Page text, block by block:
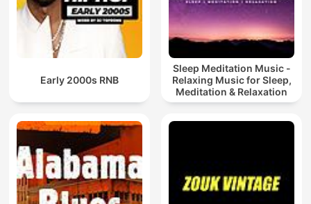
Early 2000s RNB
Sleep Meditation Music -
Relaxing Music for Sleep,
Meditation & Relaxation